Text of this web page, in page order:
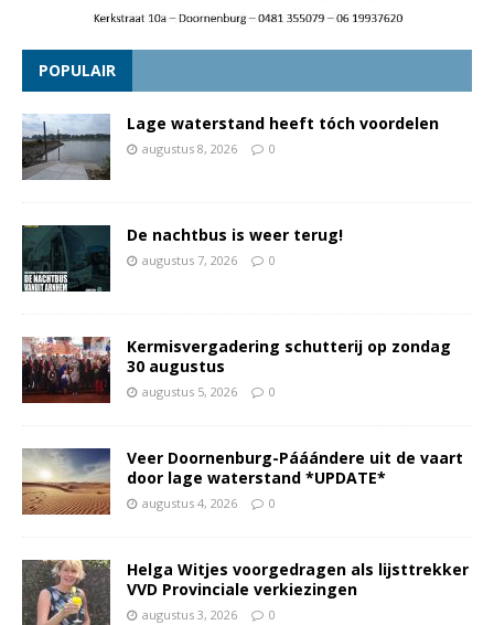
POPULAIR
Lage waterstand heeft tóch voordelen
augustus 8, 2026 0
De nachtbus is weer terug!
augustus 7, 2026 0
Kermisvergadering schutterij op zondag
30 augustus
augustus 5, 2026 0
Veer Doornenburg-Pááándere uit de vaart
door lage waterstand *UPDATE*
augustus 4, 2026 0
Helga Witjes voorgedragen als lijsttrekker
VVD Provinciale verkiezingen
augustus 3, 2026 0